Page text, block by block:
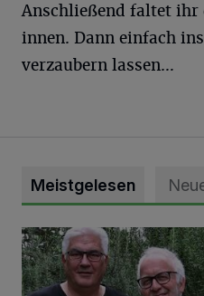
Anschließend faltet
innen. Dann einfach
verzaubern lassen…
Meistgelesen
Auch Platz für leisere Töne